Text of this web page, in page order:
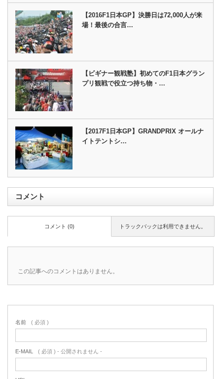
【2016F1日本GP】決勝日は72,000人が来
場！最後の合言…
【ビギナー観戦塾】初めてのF1日本グラン
プリ観戦で役立つ持ち物・…
【2017F1日本GP】GRANDPRIX オールナ
イトテントシ…
コメント
トラックバックは利用できません。
コメント (0)
この記事へのコメントはありません。
名前 ( 必須 )
E-MAIL ( 必須 ) - 公開されません -